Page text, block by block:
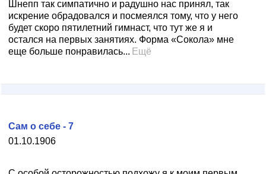
Шнепп так симпатично и радушно нас принял, так
искрение обрадовался и посмеялся тому, что у него
будет скоро пятилетний гимнаст, что тут же я и
остался на первых занятиях. Форма «Сокола» мне
еще больше понравилась... Ещё
01.10.1906
Сам о себе - 7